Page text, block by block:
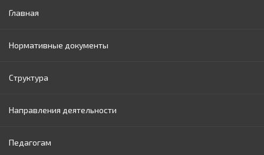
Главная
Нормативные документы
Законы РМ
Нормативные акты Правительства РМ
Нормативные документы МОИ
Структура
Руководство
Административный совет
Направления деятельности
Раннее образование
Педагогам